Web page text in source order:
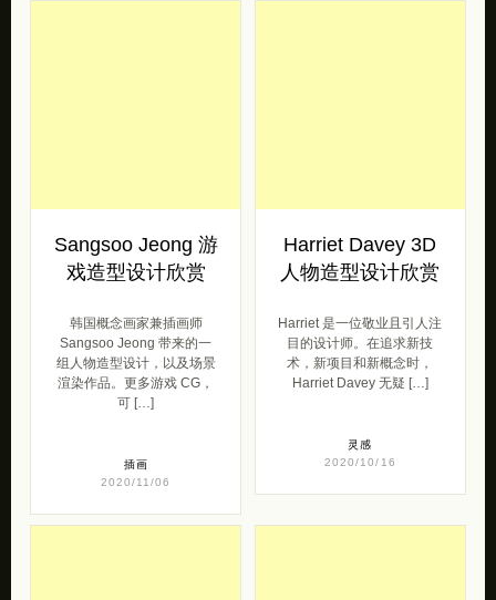
Sangsoo Jeong 游
戏造型设计欣赏
韩国概念画家兼插画师
Sangsoo Jeong 带来的一
组人物造型设计，以及场景
渲染作品。更多游戏 CG，
可 […]
插画
2020/11/06
Harriet Davey 3D
人物造型设计欣赏
Harriet 是一位敬业且引人注
目的设计师。在追求新技
术，新项目和新概念时，
Harriet Davey 无疑 […]
灵感
2020/10/16